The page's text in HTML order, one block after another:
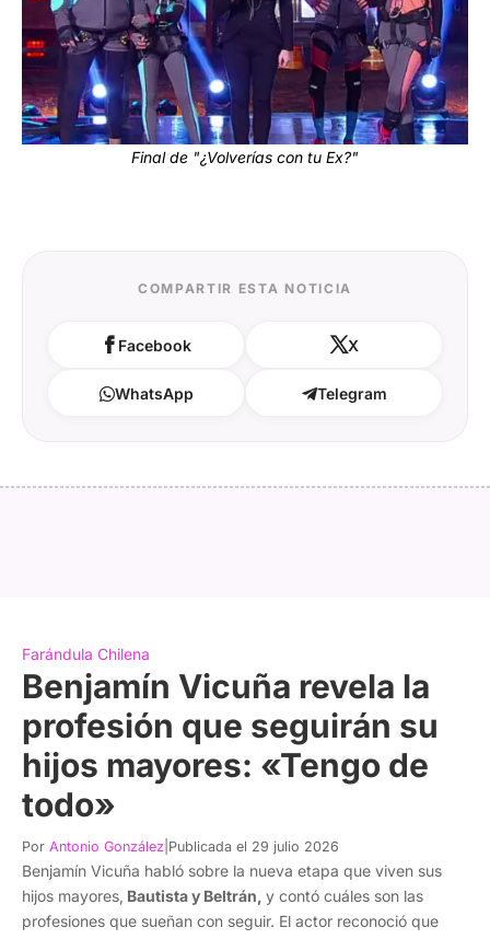
Final de "¿Volverías con tu Ex?"
COMPARTIR ESTA NOTICIA
Facebook X
WhatsApp Telegram
Farándula Chilena
Benjamín Vicuña revela la
profesión que seguirán su
hijos mayores: «Tengo de
todo»
Por Antonio González Publicada el 29 julio 2026
Benjamín Vicuña habló sobre la nueva etapa que viven sus
hijos mayores, Bautista y Beltrán, y contó cuáles son las
profesiones que sueñan con seguir. El actor reconoció que